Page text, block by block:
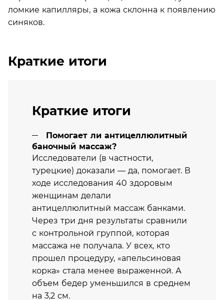
ломкие капилляры, а кожа склонна к появлению
синяков.
Краткие итоги
Краткие итоги
Помогает ли антицеллюлитный
баночный массаж?
Исследователи (в частности,
турецкие) доказали — да, помогает. В
ходе исследования 40 здоровым
женщинам делали
антицеллюлитный массаж банками.
Через три дня результаты сравнили
с контрольной группой, которая
массажа не получала. У всех, кто
прошел процедуру, «апельсиновая
корка» стала менее выраженной. А
объем бедер уменьшился в среднем
на 3,2 см.